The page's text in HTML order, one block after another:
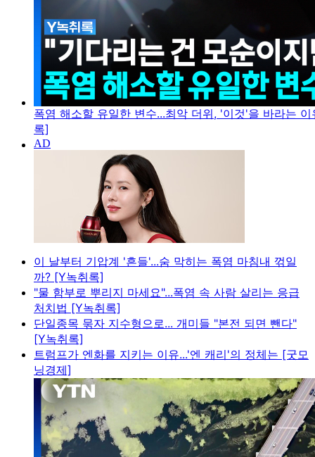
폭염 해소할 유일한 변수...최악 더위, '이것'을 바라는
록]
이 날부터 기압계 '흔들'...숨 막히는 폭염 마침내 꺾일
까? [Y녹취록]
"물 함부로 뿌리지 마세요"...폭염 속 사람 살리는 응급
처치법 [Y녹취록]
단일종목 묶자 지수형으로... 개미들 "본전 되면 뺀다"
[Y녹취록]
트럼프가 엔화를 지키는 이유...'엔 캐리'의 정체는 [굿모
닝경제]